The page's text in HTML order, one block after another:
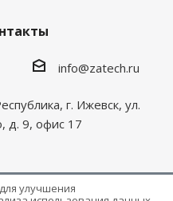
info@zatech.ru
г. Ижевск, ул.
д. 9, офис 17
улучшения